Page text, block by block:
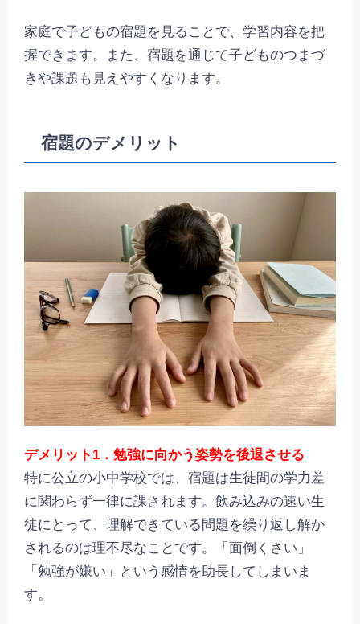
家庭で子どもの宿題を見ることで、学習内容を把
握できます。また、宿題を通じて子どものつまづ
きや課題も見えやすくなります。
宿題のデメリット
デメリット1．勉強に向かう姿勢を後退させる
特に公立の小中学校では、宿題は生徒間の学力差
に関わらず一律に課されます。飲み込みの速い生
徒にとって、理解できている問題を繰り返し解か
されるのは理不尽なことです。「面倒くさい」
「勉強が嫌い」という感情を助長してしまいま
す。